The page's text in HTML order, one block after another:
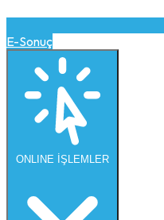
E-Sonuç
ONLINE İŞLEMLER